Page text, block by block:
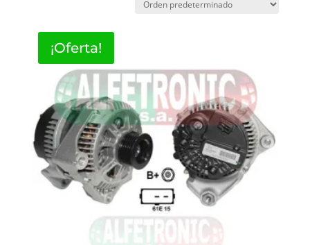
¡Oferta!